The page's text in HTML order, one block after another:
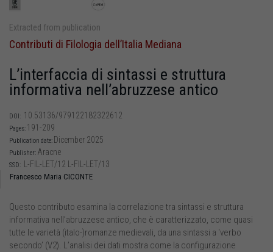
Extracted from publication
Contributi di Filologia dell’Italia Mediana
L’interfaccia di sintassi e struttura
informativa nell’abruzzese antico
DOI: 10.53136/979122182322612
Pages: 191-209
Publication date: Dicember 2025
Publisher: Aracne
SSD: L-FIL-LET/12 L-FIL-LET/13
Francesco Maria CICONTE
Questo contributo esamina la correlazione tra sintassi e struttura
informativa nell’abruzzese antico, che è caratterizzato, come quasi
tutte le varietà (italo-)romanze medievali, da una sintassi a ‘verbo
secondo’ (V2). L’analisi dei dati mostra come la configurazione